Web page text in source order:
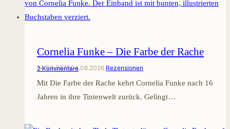
Cornelia Funke – Die Farbe der Rache
14.03.202504.08.2026 Rezensionen
2 Kommentare
Mit Die Farbe der Rache kehrt Cornelia Funke nach 16
Jahren in ihre Tintenwelt zurück. Gelingt…